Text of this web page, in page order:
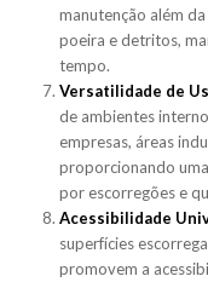
manutenção além
poeira e detritos,
tempo.
Versatilidade de
de ambientes
empresas, áreas
proporcionando
por escorregões e
Acessibilidade
superfícies
promovem a